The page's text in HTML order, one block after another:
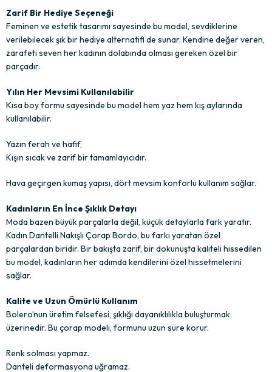
Zarif Bir Hediye Seçeneği
Feminen ve estetik tasarımı sayesinde bu model, sevdiklerine
verilebilecek şık bir hediye alternatifi de sunar. Kendine değer veren,
zarafeti seven her kadının dolabında olması gereken özel bir
parçadır.
Yılın Her Mevsimi Kullanılabilir
Kısa boy formu sayesinde bu model hem yaz hem kış aylarında
kullanılabilir.
Yazın ferah ve hafif,
Kışın sıcak ve zarif bir tamamlayıcıdır.
Hava geçirgen kumaş yapısı, dört mevsim konforlu kullanım sağlar.
Kadınların En İnce Şıklık Detayı
Moda bazen büyük parçalarla değil, küçük detaylarla fark yaratır.
Kadın Dantelli Nakışlı Çorap Bordo, bu farkı yaratan özel
parçalardan biridir. Bir bakışta zarif, bir dokunuşta kaliteli hissedilen
bu model, kadınların her adımda kendilerini özel hissetmelerini
sağlar.
Kalite ve Uzun Ömürlü Kullanım
Bolero’nun üretim felsefesi, şıklığı dayanıklılıkla buluşturmak
üzerinedir. Bu çorap modeli, formunu uzun süre korur.
Renk solması yapmaz.
Danteli deformasyona uğramaz.